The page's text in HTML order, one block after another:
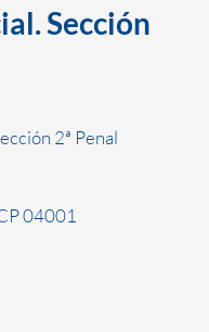
Sección
2ª Penal
04001